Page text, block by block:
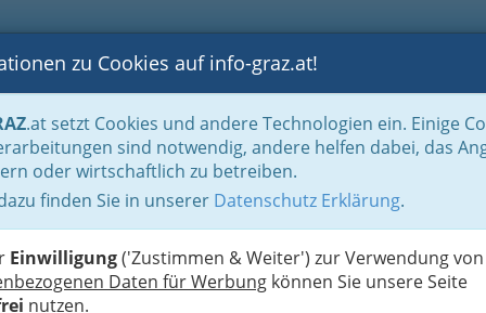
BLOGS FOTOS GASTRONOMIE BRANCHEN
zu Cookies auf info-graz.at!
.at setzt Cookies und andere Technologien ein. Einige
sind notwendig, andere helfen dabei, das
oder wirtschaftlich zu betreiben.
finden Sie in unserer Datenschutz Erklärung.
Einwilligung('Zustimmen & Weiter') zur Verwendung von
Daten für Werbung können Sie unsere Seite
nutzen.
Hilfen bei Notfällen & wichtige Adressen
Adressen in Graz und